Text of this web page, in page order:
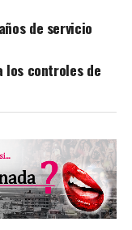
de servicio
los controles de